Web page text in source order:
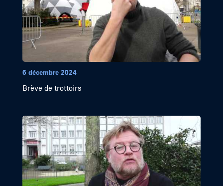
6 décembre 2024
Brève de trottoirs